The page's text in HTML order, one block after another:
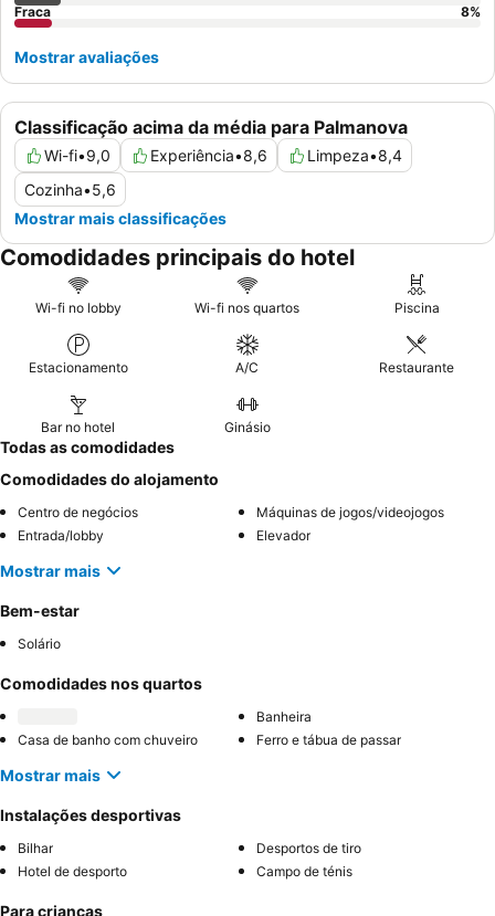
Classificação acima da média para Palmanova
Wi-fi•9,0 Experiência•8,6 Limpeza•8,4
Cozinha•5,6
Mostrar mais classificações
Fraca
8%
Mostrar avaliações
Comodidades principais do hotel
Wi-fi no lobby Wi-fi nos quartos Piscina
Estacionamento A/C Restaurante
Bar no hotel Ginásio
Todas as comodidades
Comodidades do alojamento
Centro de negócios
Máquinas de jogos/videojogos
Entrada/lobby
Elevador
Mostrar mais
Bem-estar
Solário
Comodidades nos quartos
Banheira
Casa de banho com chuveiro
Ferro e tábua de passar
Mostrar mais
Instalações desportivas
Bilhar
Desportos de tiro
Hotel de desporto
Campo de ténis
Para crianças